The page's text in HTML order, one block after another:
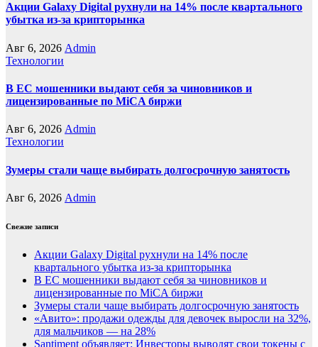
Акции Galaxy Digital рухнули на 14% после квартального
убытка из-за крипторынка
Авг 6, 2026 Admin
Технологии
В ЕС мошенники выдают себя за чиновников и
лицензированные по MiCA биржи
Авг 6, 2026 Admin
Технологии
Зумеры стали чаще выбирать долгосрочную занятость
Авг 6, 2026 Admin
Свежие записи
Акции Galaxy Digital рухнули на 14% после
квартального убытка из-за крипторынка
В ЕС мошенники выдают себя за чиновников и
лицензированные по MiCA биржи
Зумеры стали чаще выбирать долгосрочную занятость
«Авито»: продажи одежды для девочек выросли на 32%,
для мальчиков — на 28%
Santiment объявляет: Инвесторы выводят свои токены с